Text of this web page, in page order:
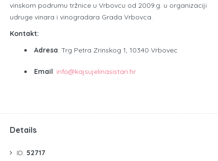
vinskom podrumu tržnice u Vrbovcu od 2009.g. u organizaciji
udruge vinara i vinogradara Grada Vrbovca.
Kontakt:
Adresa: Trg Petra Zrinskog 1, 10340 Vrbovec
Email: info@kajsujelinasistari.hr
Details
ID: 52717